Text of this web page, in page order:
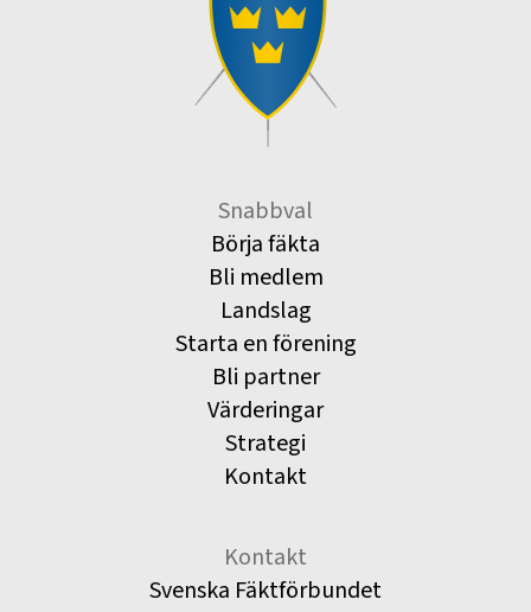
Snabbval
Börja fäkta
Bli medlem
Landslag
Starta en förening
Bli partner
Värderingar
Strategi
Kontakt
Kontakt
Svenska Fäktförbundet